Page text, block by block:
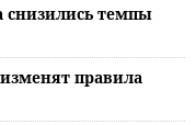
снизились темпы
правила